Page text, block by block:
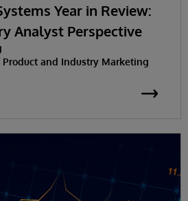
Year in Review:
Analyst Perspective
and Industry Marketing